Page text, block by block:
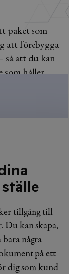
paket som
att förebygga
så att du kan
som håller.
tillgång till
Du kan skapa,
några
på ett
dig som kund